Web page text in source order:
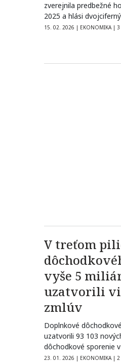
zverejnila predbežné
2025 a hlási
českej skupiny
15. 02. 2026 | EKONOMIKA |
V treťom
vyše 5
uzatvorili
zmlúv
Doplnkové
uzatvorili 93 103
dôchodkové sporenie
23. 01. 2026 | EKONOMIKA |